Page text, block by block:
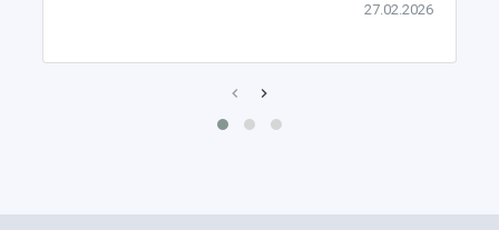
27.02.2026